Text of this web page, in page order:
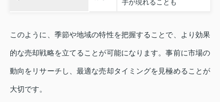
手が現れることも
このように、季節や地域の特性を把握することで、より効果
的な売却戦略を立てることが可能になります。事前に市場の
動向をリサーチし、最適な売却タイミングを見極めることが
大切です。